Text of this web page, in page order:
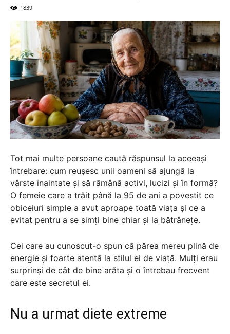
1839
Tot mai multe persoane caută răspunsul la aceeași
întrebare: cum reușesc unii oameni să ajungă la
vârste înaintate și să rămână activi, lucizi și în formă?
O femeie care a trăit până la 95 de ani a povestit ce
obiceiuri simple a avut aproape toată viața și ce a
evitat pentru a se simți bine chiar și la bătrânețe.
Cei care au cunoscut-o spun că părea mereu plină de
energie și foarte atentă la stilul ei de viață. Mulți erau
surprinși de cât de bine arăta și o întrebau frecvent
care este secretul ei.
Nu a urmat diete extreme